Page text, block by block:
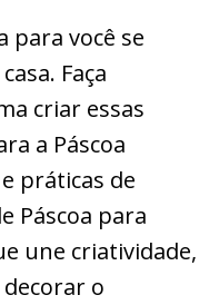
para você se
Faça
criar essas
a Páscoa
práticas de
Páscoa para
une criatividade,
o